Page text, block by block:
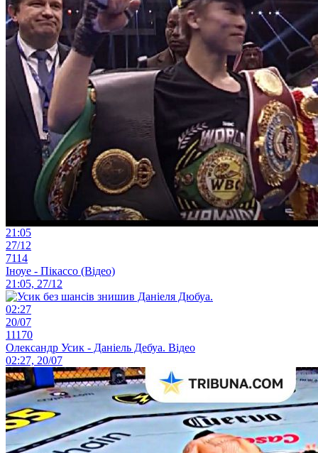
21:05
27/12
7114
Іноуе - Пікассо (Відео)
21:05, 27/12
02:27
20/07
11170
Олександр Усик - Даніель Дебуа. Відео
02:27, 20/07